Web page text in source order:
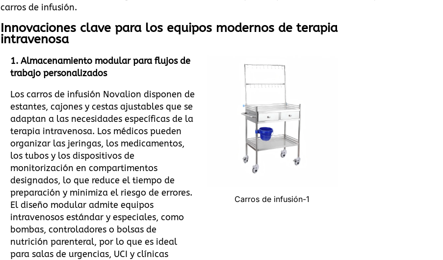
carros de infusión.
Innovaciones clave para los equipos modernos de terapia
intravenosa
1. Almacenamiento modular para flujos de
trabajo personalizados
Los carros de infusión Novalion disponen de
estantes, cajones y cestas ajustables que se
adaptan a las necesidades específicas de la
terapia intravenosa. Los médicos pueden
organizar las jeringas, los medicamentos,
los tubos y los dispositivos de
monitorización en compartimentos
designados, lo que reduce el tiempo de
preparación y minimiza el riesgo de errores.
El diseño modular admite equipos
intravenosos estándar y especiales, como
bombas, controladores o bolsas de
nutrición parenteral, por lo que es ideal
para salas de urgencias, UCI y clínicas
Carros de infusión-1